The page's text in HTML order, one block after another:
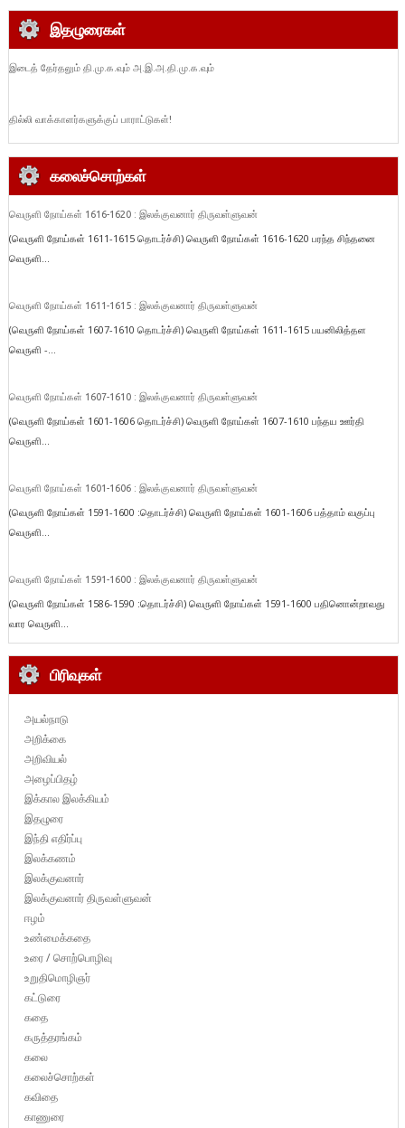
இதழுரைகள்
இடைத் தேர்தலும் தி.மு.க.வும் அ.இ.அ.தி.மு.க.வும்
தில்லி வாக்காளர்களுக்குப் பாராட்டுகள்!
கலைச்சொற்கள்
வெருளி நோய்கள் 1616-1620 : இலக்குவனார் திருவள்ளுவன்
(வெருளி நோய்கள் 1611-1615 தொடர்ச்சி) வெருளி நோய்கள் 1616-1620 பரந்த சிந்தனை
வெருளி...
வெருளி நோய்கள் 1611-1615 : இலக்குவனார் திருவள்ளுவன்
(வெருளி நோய்கள் 1607-1610 தொடர்ச்சி) வெருளி நோய்கள் 1611-1615 பயனிலித்தள
வெருளி -...
வெருளி நோய்கள் 1607-1610 : இலக்குவனார் திருவள்ளுவன்
(வெருளி நோய்கள் 1601-1606 தொடர்ச்சி) வெருளி நோய்கள் 1607-1610 பந்தய ஊர்தி
வெருளி...
வெருளி நோய்கள் 1601-1606 : இலக்குவனார் திருவள்ளுவன்
(வெருளி நோய்கள் 1591-1600 :தொடர்ச்சி) வெருளி நோய்கள் 1601-1606 பத்தாம் வகுப்பு
வெருளி...
வெருளி நோய்கள் 1591-1600 : இலக்குவனார் திருவள்ளுவன்
(வெருளி நோய்கள் 1586-1590 :தொடர்ச்சி) வெருளி நோய்கள் 1591-1600 பதினொன்றாவது
வார வெருளி...
பிரிவுகள்
அயல்நாடு
அறிக்கை
அறிவியல்
அழைப்பிதழ்
இக்கால இலக்கியம்
இதழுரை
இந்தி எதிர்ப்பு
இலக்கணம்
இலக்குவனார்
இலக்குவனார் திருவள்ளுவன்
ஈழம்
உண்மைக்கதை
உரை / சொற்பொழிவு
உறுதிமொழிஞர்
கட்டுரை
கதை
கருத்தரங்கம்
கலை
கலைச்சொற்கள்
கவிதை
காணுரை